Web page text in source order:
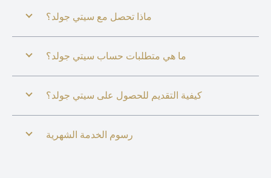
ماذا تحصل مع سيتي جولد؟
ما هي متطلبات حساب سيتي جولد؟
كيفية التقديم للحصول على سيتي جولد؟
رسوم الخدمة الشهرية